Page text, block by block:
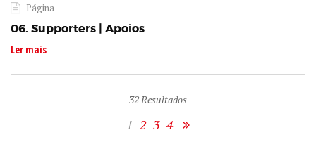
Página
06. Supporters | Apoios
Ler mais
32Resultados
1 2 3 4